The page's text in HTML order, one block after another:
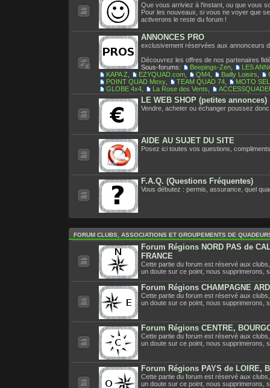
Que vous arriviez à l'instant, ou que vous
Pour les nouveaux, si vous ne voyer que
activerons le reste du forum !
ANNONCES PRO
exclusivement réservées aux annonceurs
Découvrez les offres de nos partenaires
Sous-forums:
Beepings-Zen LES
KAPA Z
EZYQUAD.com QM4 Bailly Loisirs
POINT QUAD Mexy
TEAM QUAD 74 MOTO
GLOBE 4x4
La Rose des Vents
LE WEB SHOP (petites annonces)
Vendre, acheter ou échanger poussez donc
AIDE AU SUJET DU SITE
Posez ici toutes vos questions,
F.A.Q. (Questions Fréquentes)
Vous débutez : permis, assurance, quel
FORUM CLUBS, ASSOCIATIONS ET GROUPEMENTS DE
Forum Régions NORD PAS de
FRANCE
Cette partie du forum est réservé aux
un doute sur ce point, nous supprimerons,
Forum Régions CHAMPAGNE
Cette partie du forum est réservé aux
un doute sur ce point, nous supprimerons,
Forum Régions CENTRE,
Cette partie du forum est réservé aux
un doute sur ce point, nous supprimerons,
Forum Régions PAYS de LOIRE,
Cette partie du forum est réservé aux
un doute sur ce point, nous supprimerons,